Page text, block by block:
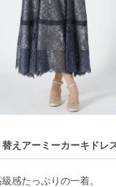
えアーミーカーキドレ
感たっぷりの一着。